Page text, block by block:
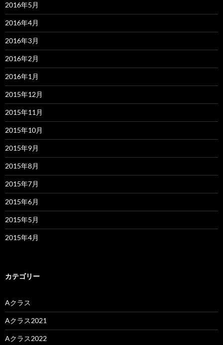
2016年5月
2016年4月
2016年3月
2016年2月
2016年1月
2015年12月
2015年11月
2015年10月
2015年9月
2015年8月
2015年7月
2015年6月
2015年5月
2015年4月
カテゴリー
Aクラス
Aクラス2021
Aクラス2022